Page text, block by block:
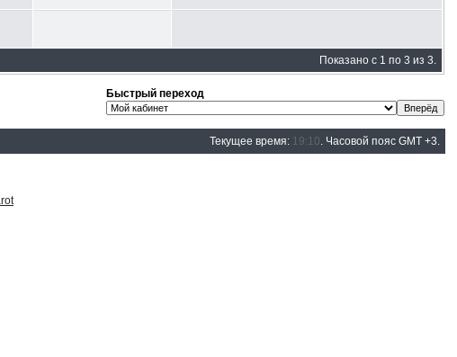
Показано с 1 по 3 из 3.
Быстрый переход
Текущее время: 19:10. Часовой пояс GMT +3.